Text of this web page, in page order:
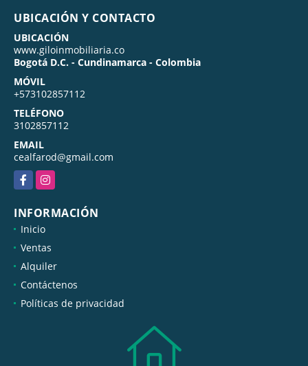
UBICACIÓN Y CONTACTO
UBICACIÓN
www.giloinmobiliaria.co
Bogotá D.C. - Cundinamarca - Colombia
MÓVIL
+573102857112
TELÉFONO
3102857112
EMAIL
cealfarod@gmail.com
FacebookInstagram
INFORMACIÓN
Inicio
Ventas
Alquiler
Contáctenos
Políticas de privacidad